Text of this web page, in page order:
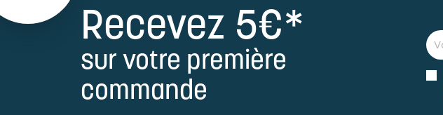
Recevez 5€*
sur votre première
commande